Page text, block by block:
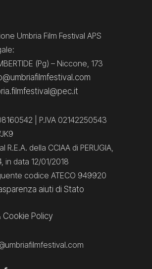
Umbria Film Festival APS
(Pg) – Niccone, 173
| P.IVA 02142250543
R.E.A. della CCIAA di PERUGIA,
in data 12/01/2018
codice ATECO 949920
aiuti di Stato
Cookie Policy